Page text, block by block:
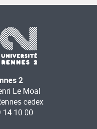
2
Le Moal
cedex
14 10 00